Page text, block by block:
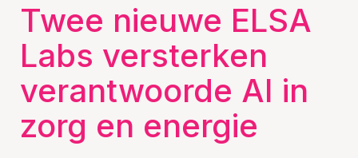
Twee nieuwe ELSA
Labs versterken
verantwoorde AI in
zorg en energie